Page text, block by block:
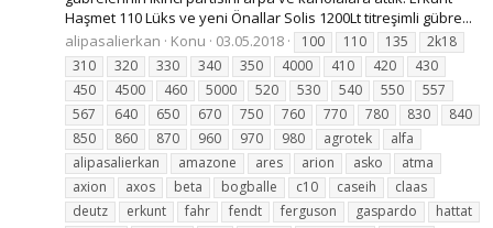
Haşmet 110 Lüks ve yeni Önallar Solis 1200Lt titreşimli gübre...
alipasalierkan
Konu 03.05.2018 100 110 135
2k18
310
320 330 340 350 4000 410 420
430
450
4500 460 5000 520 530 540 550
557
567
640 650 670 750 760 770 780 830
840
850
860 870 960 970 980 agrotek
alfa
alipasalierkan
amazone ares arion asko
atma
axion
axos beta bogballe c10 caseih
claas
deutz
erkunt fahr fendt ferguson gaspardo
hattat